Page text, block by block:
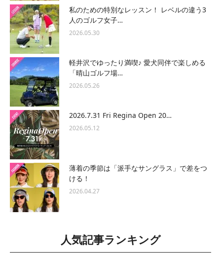
私のための特別なレッスン！ レベルの違う3
人のゴルフ女子…
2026.05.30
軽井沢でゆったり満喫♪ 愛犬同伴で楽しめる
「晴山ゴルフ場…
2026.05.26
2026.7.31 Fri Regina Open 20…
2026.05.12
薄着の季節は「派手なサングラス」で差をつ
ける！
2026.04.27
人気記事ランキング